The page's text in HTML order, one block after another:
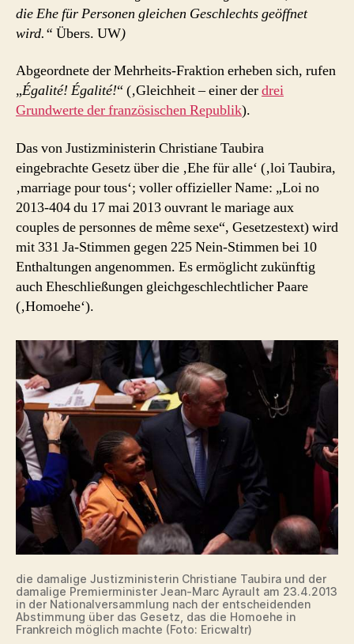
die Ehe für Personen gleichen Geschlechts geöffnet
wird.“ Übers. UW)
Abgeordnete der Mehrheits-Fraktion erheben sich, rufen
„Égalité! Égalité!“ (‚Gleichheit – einer derdrei
Grundwerte der französischen Republik).
Das von Justizministerin Christiane Taubira
eingebrachte Gesetz über die ‚Ehe für alle‘ (‚loi Taubira,
‚marriage pour tous‘; voller offizieller Name: „Loi no
2013-404 du 17 mai 2013 ouvrant le mariage aux
couples de personnes de même sexe“, Gesetzestext) wird
mit 331 Ja-Stimmen gegen 225 Nein-Stimmen bei 10
Enthaltungen angenommen. Es ermöglicht zukünftig
auch Eheschließungen gleichgeschlechtlicher Paare
(‚Homoehe‘).
die damalige Justizministerin Christiane Taubira und der
damalige Premierminister Jean-Marc Ayrault am 23.4.2013
in der Nationalversammlung nach der entscheidenden
Abstimmung über das Gesetz, das die Homoehe in
Frankreich möglich machte (Foto: Ericwaltr)